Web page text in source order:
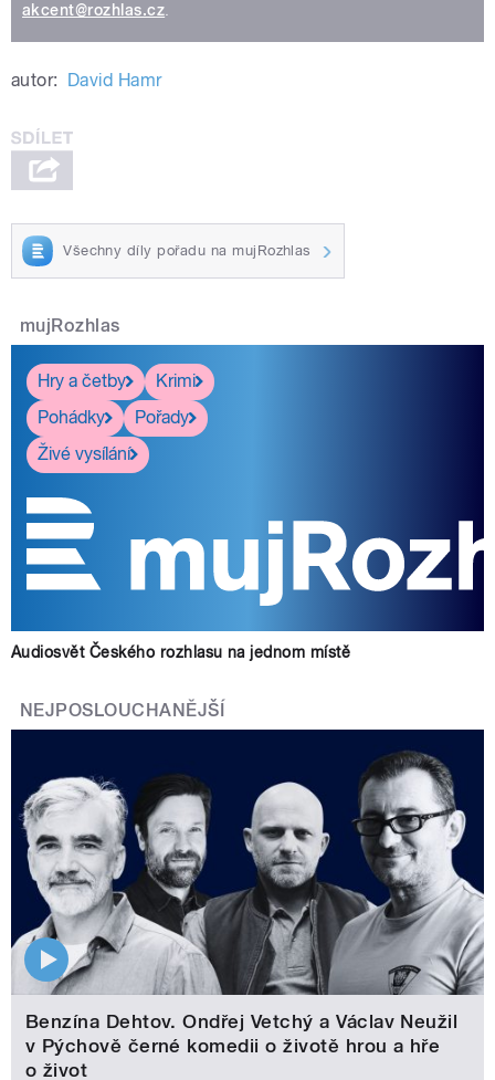
akcent@rozhlas.cz
autor: David Hamr
Všechny díly pořadu na mujRozhlas
mujRozhlas
Hry a četby
Krimi
Pohádky
Pořady
Živé vysílání
Audiosvět Českého rozhlasu na jednom místě
NEJPOSLOUCHANĚJŠÍ
Benzína Dehtov. Ondřej Vetchý a Václav Neužil
v Pýchově černé komedii o životě hrou a hře
o život